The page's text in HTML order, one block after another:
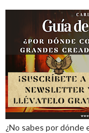
¿No sabes por dónde